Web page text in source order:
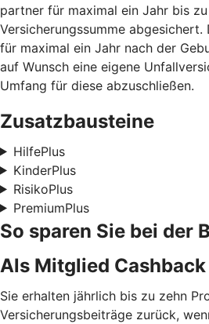
partner für maximal ein Jahr bis
Versicherungssumme
für maximal ein Jahr nach der
auf Wunsch eine eigene
Umfang für diese abzuschließen.
Zusatzbausteine
HilfePlus
KinderPlus
RisikoPlus
PremiumPlus
So sparen Sie bei der
Als Mitglied
Sie erhalten jährlich bis zu zehn
Versicherungsbeiträge zurück,